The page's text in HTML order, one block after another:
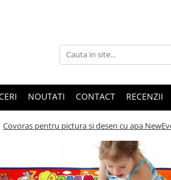
NOUTATI CONTACT RECENZII
Covoras pentru pictura si desen cu apa